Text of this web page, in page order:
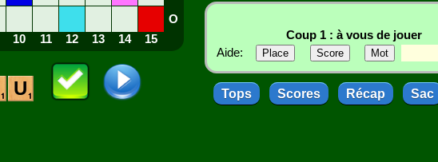
O
10 11 12 13 14 15
U
Coup 1 : à vous de jouer
Aide:
Tops Scores Récap Sac